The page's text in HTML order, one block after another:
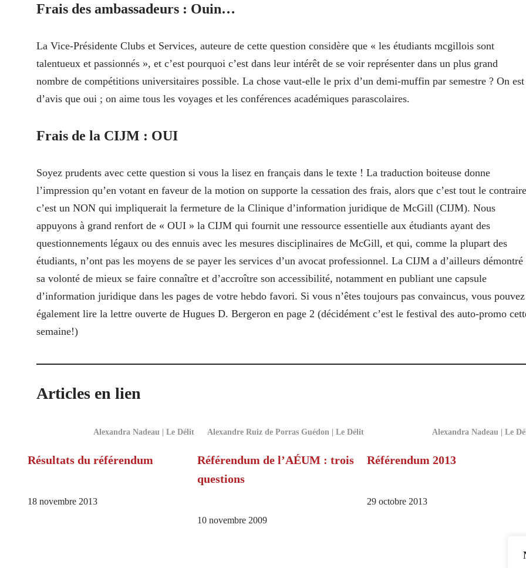
Frais des ambassadeurs : Ouin…
La Vice-Présidente Clubs et Services, auteure de cette question considère que « les étudiants mcgillois sont
talentueux et passionnés », et c’est pourquoi c’est dans leur intérêt de se voir représenter dans un plus grand
nombre de compétitions universitaires possible. La chose vaut-elle le prix d’un demi-muffin par semestre ? On est
d’avis que oui ; on aime tous les voyages et les conférences académiques parascolaires.
Frais de la CIJM : OUI
Soyez prudents avec cette question si vous la lisez en français dans le texte ! La traduction boiteuse donne
l’impression qu’en votant en faveur de la motion on supporte la cessation des frais, alors que c’est tout le
c’est un NON qui impliquerait la fermeture de la Clinique d’information juridique de McGill (CIJM). Nous
appuyons à grand renfort de « OUI » la CIJM qui fournit une ressource essentielle aux étudiants ayant des
questionnements légaux ou des ennuis avec les mesures disciplinaires de McGill, et qui, comme la plupart des
étudiants, n’ont pas les moyens de se payer les services d’un avocat professionnel. La CIJM a d’ailleurs démontré
sa volonté de mieux se faire connaître et d’accroître son accessibilité, notamment en publiant une capsule
d’information juridique dans les pages de votre hebdo favori. Si vous n’êtes toujours pas convaincus, vous pouvez
également lire la lettre ouverte de Hugues D. Bergeron en page 2 (décidément c’est le festival des auto-promo
semaine!)
Articles en lien
Alexandra Nadeau | Le Délit
Résultats du référendum
18 novembre 2013
Alexandre Ruiz de Porras Guédon | Le Délit
Référendum de l’AÉUM : trois
questions
10 novembre 2009
Alexandra Nadeau | Le
Référendum 2013
29 octobre 2013